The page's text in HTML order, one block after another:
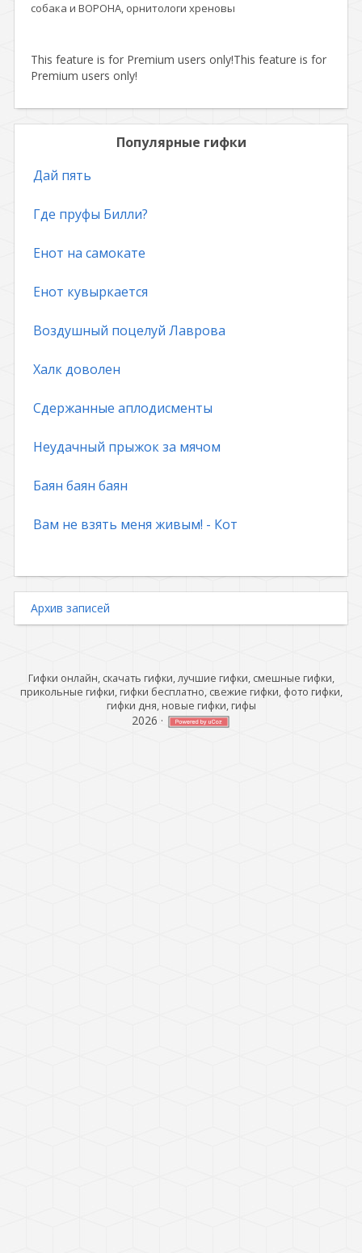
собака и ВОРОНА, орнитологи хреновы
This feature is for Premium users only!This feature is for
Premium users only!
Популярные гифки
Дай пять
Где пруфы Билли?
Енот на самокате
Енот кувыркается
Воздушный поцелуй Лаврова
Халк доволен
Сдержанные аплодисменты
Неудачный прыжок за мячом
Баян баян баян
Вам не взять меня живым! - Кот
Архив записей
Гифки онлайн, скачать гифки, лучшие гифки, смешные гифки,
прикольные гифки, гифки бесплатно, свежие гифки, фото гифки,
гифки дня, новые гифки, гифы
2026 ·